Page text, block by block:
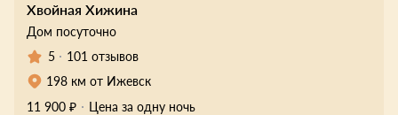
Хвойная Хижина
Дом посуточно
5
101 отзывов
198 км от Ижевск
11 900 ₽
Цена за одну ночь